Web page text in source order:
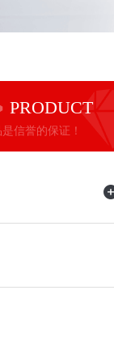
PRODUCT
信誉的保证！